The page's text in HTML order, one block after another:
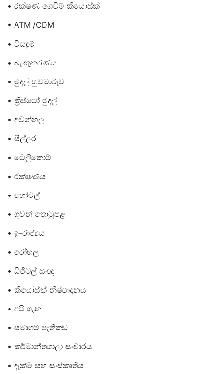
• රක්ෂණ ගෙවීම් කියොස්ක්
• ATM /CDM
• විසඳුම්
• බැංකුකරණය
• මුදල් හුවමාරුව
• ක්‍රිප්ටෝ මුදල්
• අවන්හල
• සිල්ලර
• ටෙලිකොම්
• රක්ෂණය
• හෝටල්
• ගුවන් තොටුපළ
• ඉ-රාජ්‍යය
• රෝහල
• ඩිජිටල් සංඥා
• කියෝස්ක් නිෂ්පාදනය
• අපි ගැන
• සමාගම් පැතිකඩ
• කර්මාන්තශාලා සංචාරය
• දැක්ම සහ සංස්කෘතිය